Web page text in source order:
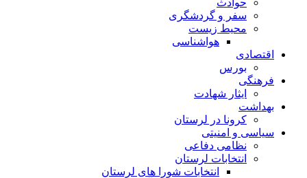
حوادث
سفر و گردشگری
محیط زیست
هواشناسی
اقتصادی
بورس
فرهنگی
ایثار شهادت
بهداشت
کرونا در لرستان
سیاسی و امنیتی
نظامی دفاعی
انتخابات لرستان
انتخابات شورا های لرستان